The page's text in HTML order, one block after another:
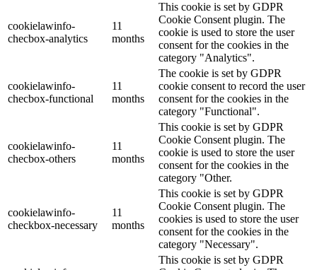
cookielawinfo-
checbox-analytics
11
months
This cookie is set by GDPR
Cookie Consent plugin. The
cookie is used to store the user
consent for the cookies in the
category "Analytics".
cookielawinfo-
checbox-functional
11
months
The cookie is set by GDPR
cookie consent to record the user
consent for the cookies in the
category "Functional".
cookielawinfo-
checbox-others
11
months
This cookie is set by GDPR
Cookie Consent plugin. The
cookie is used to store the user
consent for the cookies in the
category "Other.
cookielawinfo-
checkbox-necessary
11
months
This cookie is set by GDPR
Cookie Consent plugin. The
cookies is used to store the user
consent for the cookies in the
category "Necessary".
This cookie is set by GDPR